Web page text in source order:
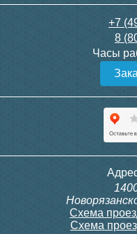
16
Подробнее
ЛИМА 36 1 ящик PLUS
эмаль, белый матовый
+7
8
Часы
Схема
Схема